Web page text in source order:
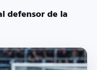
defensor de la